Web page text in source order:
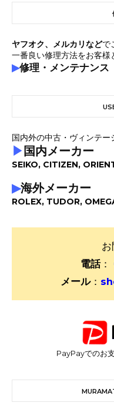
ヤフオク、メルカリなどで
一番良い修理方法をお客様
▶修理・メンテナンス
国内外の中古・ヴィンテー
▶ 国内メーカー
SEIKO, CITIZEN,
▶海外メーカー
ROLEX, TUDOR,
電話：
メール：
PayPayでのお